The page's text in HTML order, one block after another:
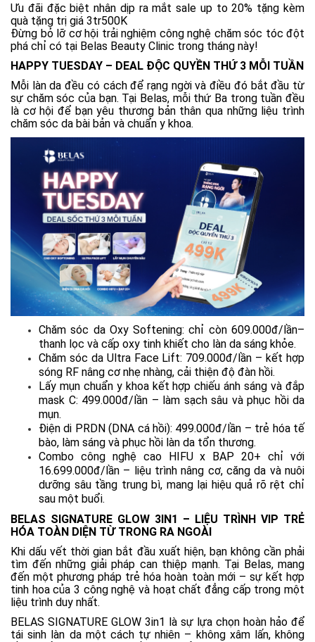
Ưu đãi đặc biệt nhân dịp ra mắt sale up to 20% tặng kèm
quà tặng trị giá 3tr500K
Đừng bỏ lỡ cơ hội trải nghiệm công nghệ chăm sóc tóc đột
phá chỉ có tại Belas Beauty Clinic trong tháng này!
HAPPY TUESDAY – DEAL ĐỘC QUYỀN THỨ 3 MỖI TUẦN
Mỗi làn da đều có cách để rạng ngời và điều đó bắt đầu từ
sự chăm sóc của bạn. Tại Belas, mỗi thứ Ba trong tuần đều
là cơ hội để bạn yêu thương bản thân qua những liệu trình
chăm sóc da bài bản và chuẩn y khoa.
Chăm sóc da Oxy Softening: chỉ còn 609.000đ/lần–
thanh lọc và cấp oxy tinh khiết cho làn da sáng khỏe.
Chăm sóc da Ultra Face Lift: 709.000đ/lần – kết hợp
sóng RF nâng cơ nhẹ nhàng, cải thiện độ đàn hồi.
Lấy mụn chuẩn y khoa kết hợp chiếu ánh sáng và đắp
mask C: 499.000đ/lần – làm sạch sâu và phục hồi da
mụn.
Điện di PRDN (DNA cá hồi): 499.000đ/lần – trẻ hóa tế
bào, làm sáng và phục hồi làn da tổn thương.
Combo công nghệ cao HIFU x BAP 20+ chỉ với
16.699.000đ/lần – liệu trình nâng cơ, căng da và nuôi
dưỡng sâu tầng trung bì, mang lại hiệu quả rõ rệt chỉ
sau một buổi.
BELAS SIGNATURE GLOW 3IN1 – LIỆU TRÌNH VIP TRẺ
HÓA TOÀN DIỆN TỪ TRONG RA NGOÀI
Khi dấu vết thời gian bắt đầu xuất hiện, bạn không cần phải
tìm đến những giải pháp can thiệp mạnh. Tại Belas, mang
đến một phương pháp trẻ hóa hoàn toàn mới – sự kết hợp
tinh hoa của 3 công nghệ và hoạt chất đẳng cấp trong một
liệu trình duy nhất.
BELAS SIGNATURE GLOW 3in1 là sự lựa chọn hoàn hảo để
tái sinh làn da một cách tự nhiên – không xâm lấn, không